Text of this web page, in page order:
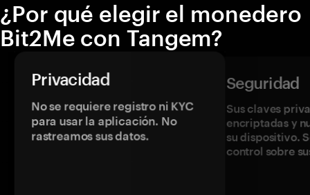
¿Por qué elegir el monedero
Bit2Me con Tangem?
Privacidad
No se requiere registro ni KYC
para usar la aplicación. No
rastreamos sus datos.
Seguridad
Sus claves
encriptadas y
su dispositivo.
control sobre